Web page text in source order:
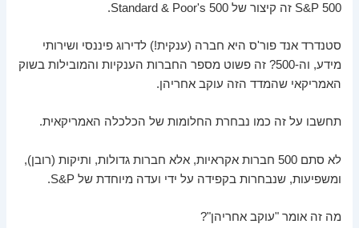
S&P 500 זה קיצור של Standard & Poor's 500.
סטנדרד אנד פור'ס היא חברה (ענקית!) לדירוג פיננסי ושירותי
מידע, וה-500? זה פשוט מספר החברות הענקיות והמובילות בשוק
האמריקאי שהמדד הזה עוקב אחריהן.
תחשבו על זה כמו נבחרת החלומות של הכלכלה האמריקאית.
לא סתם 500 חברות אקראיות, אלא חברות גדולות, ותיקות (רובן),
ומשפיעות, שנבחרות בקפידה על ידי ועדה מיוחדת של S&P.
מה זה אומר "עוקב אחריהן"?